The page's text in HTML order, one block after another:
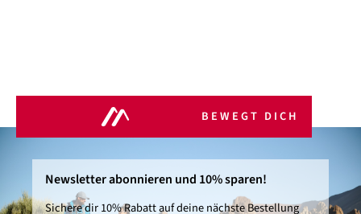
BEWEGT DICH
Newsletter abonnieren und 10% sparen!
Sichere dir 10% Rabatt auf deine nächste Bestellung